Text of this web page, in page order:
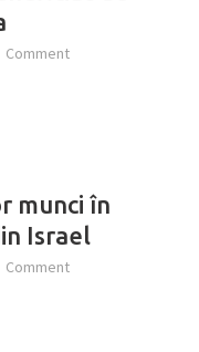
Comment
munci în
Israel
Comment